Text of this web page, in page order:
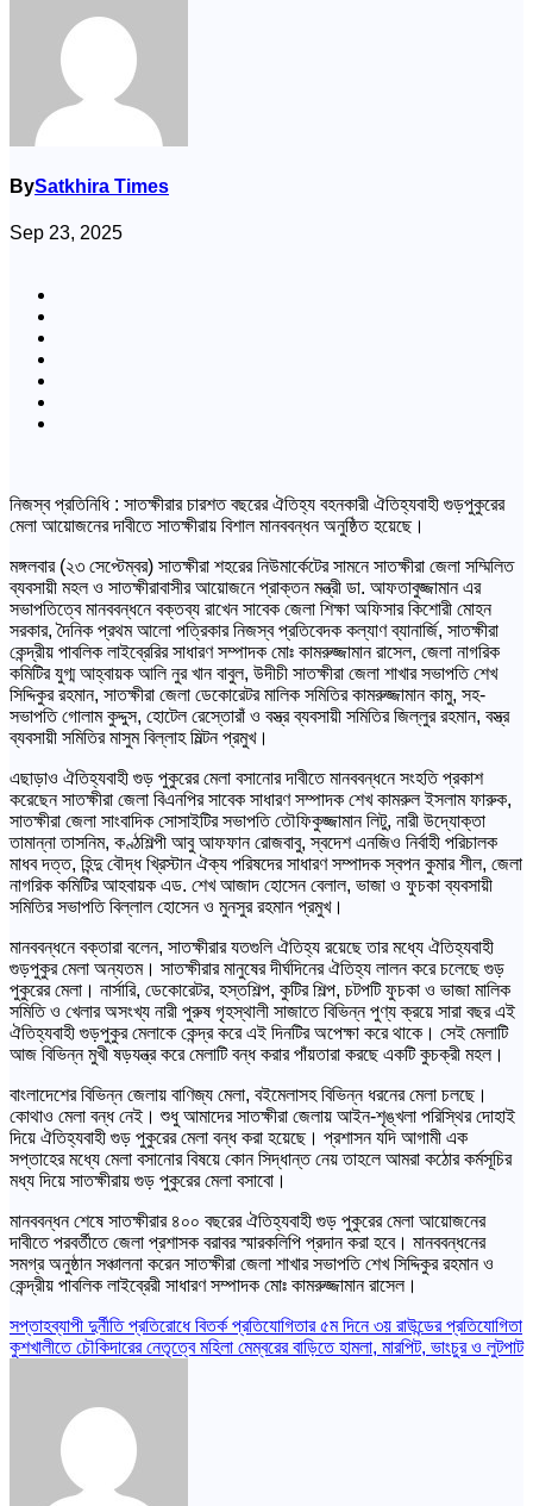
BySatkhira Times
Sep 23, 2025
নিজস্ব প্রতিনিধি : সাতক্ষীরার চারশত বছরের ঐতিহ্য বহনকারী ঐতিহ্যবাহী গুড়পুকুরের
মেলা আয়োজনের দাবীতে সাতক্ষীরায় বিশাল মানববন্ধন অনুষ্ঠিত হয়েছে।
মঙ্গলবার (২৩ সেপ্টেম্বর) সাতক্ষীরা শহরের নিউমার্কেটের সামনে সাতক্ষীরা জেলা সম্মিলিত
ব্যবসায়ী মহল ও সাতক্ষীরাবাসীর আয়োজনে প্রাক্তন মন্ত্রী ডা. আফতাবুজ্জামান এর
সভাপতিত্বে মানববন্ধনে বক্তব্য রাখেন সাবেক জেলা শিক্ষা অফিসার কিশোরী মোহন
সরকার, দৈনিক প্রথম আলো পত্রিকার নিজস্ব প্রতিবেদক কল্যাণ ব্যানার্জি, সাতক্ষীরা
কেন্দ্রীয় পাবলিক লাইব্রেরির সাধারণ সম্পাদক মোঃ কামরুজ্জামান রাসেল, জেলা নাগরিক
কমিটির যুগ্ম আহ্বায়ক আলি নুর খান বাবুল, উদীচী সাতক্ষীরা জেলা শাখার সভাপতি শেখ
সিদ্দিকুর রহমান, সাতক্ষীরা জেলা ডেকোরেটর মালিক সমিতির কামরুজ্জামান কামু, সহ-
সভাপতি গোলাম কুদ্দুস, হোটেল রেস্তোরাঁ ও বস্ত্র ব্যবসায়ী সমিতির জিল্লুর রহমান, বস্ত্র
ব্যবসায়ী সমিতির মাসুম বিল্লাহ মিল্টন প্রমুখ।
এছাড়াও ঐতিহ্যবাহী গুড় পুকুরের মেলা বসানোর দাবীতে মানববন্ধনে সংহতি প্রকাশ
করেছেন সাতক্ষীরা জেলা বিএনপির সাবেক সাধারণ সম্পাদক শেখ কামরুল ইসলাম ফারুক,
সাতক্ষীরা জেলা সাংবাদিক সোসাইটির সভাপতি তৌফিকুজ্জামান লিটু, নারী উদ্যোক্তা
তামান্না তাসনিম, কণ্ঠশিল্পী আবু আফফান রোজবাবু, স্বদেশ এনজিও নির্বাহী পরিচালক
মাধব দত্ত, হিন্দু বৌদ্ধ খ্রিস্টান ঐক্য পরিষদের সাধারণ সম্পাদক স্বপন কুমার শীল, জেলা
নাগরিক কমিটির আহবায়ক এড. শেখ আজাদ হোসেন বেলাল, ভাজা ও ফুচকা ব্যবসায়ী
সমিতির সভাপতি বিল্লাল হোসেন ও মুনসুর রহমান প্রমুখ।
মানববন্ধনে বক্তারা বলেন, সাতক্ষীরার যতগুলি ঐতিহ্য রয়েছে তার মধ্যে ঐতিহ্যবাহী
গুড়পুকুর মেলা অন্যতম। সাতক্ষীরার মানুষের দীর্ঘদিনের ঐতিহ্য লালন করে চলেছে গুড়
পুকুরের মেলা। নার্সারি, ডেকোরেটর, হস্তশিল্প, কুটির শিল্প, চটপটি ফুচকা ও ভাজা মালিক
সমিতি ও খেলার অসংখ্য নারী পুরুষ গৃহস্থালী সাজাতে বিভিন্ন পুণ্য ক্রয়ে সারা বছর এই
ঐতিহ্যবাহী গুড়পুকুর মেলাকে কেন্দ্র করে এই দিনটির অপেক্ষা করে থাকে। সেই মেলাটি
আজ বিভিন্ন মুখী ষড়যন্ত্র করে মেলাটি বন্ধ করার পাঁয়তারা করছে একটি কুচক্রী মহল।
বাংলাদেশের বিভিন্ন জেলায় বাণিজ্য মেলা, বইমেলাসহ বিভিন্ন ধরনের মেলা চলছে।
কোথাও মেলা বন্ধ নেই। শুধু আমাদের সাতক্ষীরা জেলায় আইন-শৃঙ্খলা পরিস্থির দোহাই
দিয়ে ঐতিহ্যবাহী গুড় পুকুরের মেলা বন্ধ করা হয়েছে। প্রশাসন যদি আগামী এক
সপ্তাহের মধ্যে মেলা বসানোর বিষয়ে কোন সিদ্ধান্ত নেয় তাহলে আমরা কঠোর কর্মসূচির
মধ্য দিয়ে সাতক্ষীরায় গুড় পুকুরের মেলা বসাবো।
মানববন্ধন শেষে সাতক্ষীরার ৪০০ বছরের ঐতিহ্যবাহী গুড় পুকুরের মেলা আয়োজনের
দাবীতে পরবর্তীতে জেলা প্রশাসক বরাবর স্মারকলিপি প্রদান করা হবে। মানববন্ধনের
সমগ্র অনুষ্ঠান সঞ্চালনা করেন সাতক্ষীরা জেলা শাখার সভাপতি শেখ সিদ্দিকুর রহমান ও
কেন্দ্রীয় পাবলিক লাইব্রেরী সাধারণ সম্পাদক মোঃ কামরুজ্জামান রাসেল।
Post
navigation
সপ্তাহব্যাপী দুর্নীতি প্রতিরোধে বিতর্ক প্রতিযোগিতার ৫ম দিনে ৩য় রাউন্ডের প্রতিযোগিতা
কুশখালীতে চৌকিদারের নেতৃত্বে মহিলা মেম্বরের বাড়িতে হামলা, মারপিট, ভাংচুর ও লুটপাট